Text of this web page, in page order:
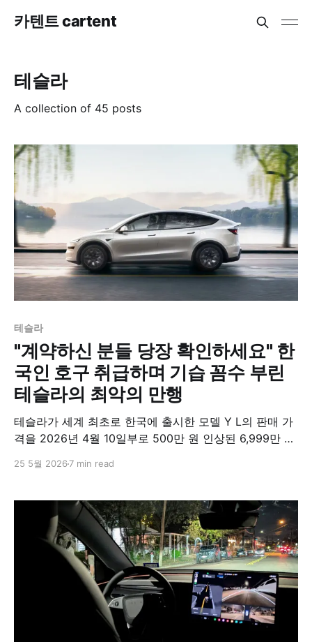
카텐트 cartent
테슬라
A collection of 45 posts
테슬라
"계약하신 분들 당장 확인하세요" 한
국인 호구 취급하며 기습 꼼수 부린
테슬라의 최악의 만행
테슬라가 세계 최초로 한국에 출시한 모델 Y L의 판매 가
격을 2026년 4월 10일부로 500만 원 인상된 6,999만 원
인 가격 인상 조치와 2026년 7월부터 강화되는 전기차
적지 않은 영향을 미칠 전망이다.
25 5월 2026 7 min read